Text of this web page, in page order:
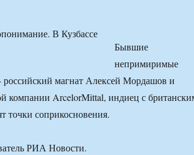
Бывшие
непримиримые
магнат Алексей Мордашов и
компании ArcelorMittal, индиец с
соприкосновения.
РИА Новости.